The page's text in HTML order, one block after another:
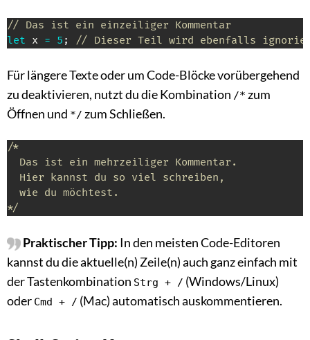
// Das ist ein einzeiliger Kommentar
let x = 5 ; // Dieser Teil wird ebenfalls
Für längere Texte oder um Code-Blöcke vorübergehend
zu deaktivieren, nutzt du die Kombination /* zum
Öffnen und */ zum Schließen.
/*
  Das ist ein mehrzeiliger Kommentar.
  Hier kannst du so viel schreiben,
  wie du möchtest.
*/
Praktischer Tipp: In den meisten Code-Editoren
kannst du die aktuelle(n) Zeile(n) auch ganz einfach mit
der Tastenkombination Strg + / (Windows/Linux)
oder Cmd + / (Mac) automatisch auskommentieren.